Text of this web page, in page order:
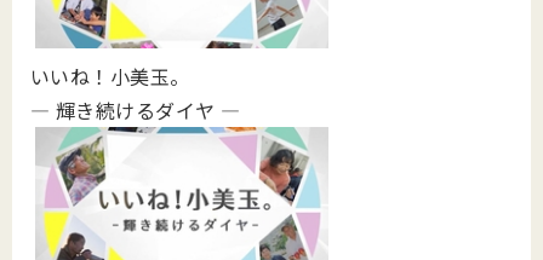
いいね！小美玉。
― 輝き続けるダイヤ ―